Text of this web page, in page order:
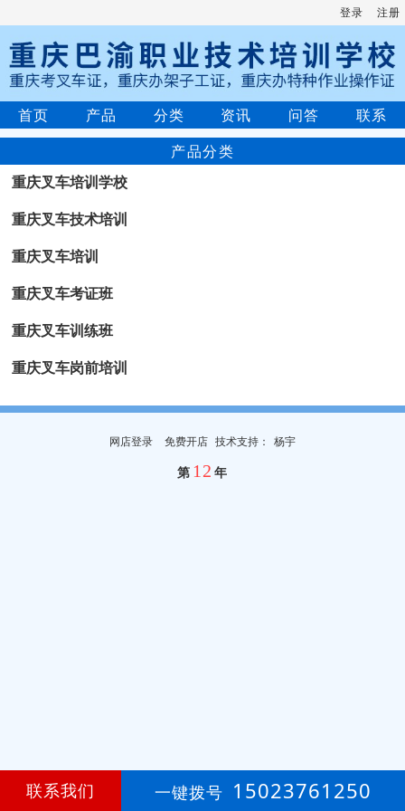
登录 注册
首页 产品 分类 资讯 问答
联系
产品分类
重庆叉车培训学校
重庆叉车技术培训
重庆叉车培训
重庆叉车考证班
重庆叉车训练班
重庆叉车岗前培训
网店登录 免费开店 技术支持 ： 杨宇
第 12 年
联系我们 一键拨号 15023761250